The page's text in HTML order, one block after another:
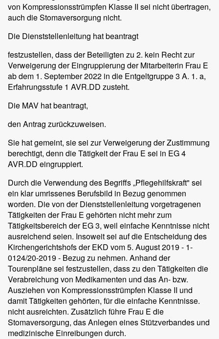
von Kompressionsstrümpfen Klasse II sei nicht übertragen,
auch die Stomaversorgung nicht.
Die Dienststellenleitung hat beantragt
festzustellen, dass der Beteiligten zu 2. kein Recht zur
Verweigerung der Eingruppierung der Mitarbeiterin Frau E
ab dem 1. September 2022 in die Entgeltgruppe 3 A. 1. a,
Erfahrungsstufe 1 AVR.DD zusteht.
Die MAV hat beantragt,
den Antrag zurückzuweisen.
Sie hat gemeint, sie sei zur Verweigerung der Zustimmung
berechtigt, denn die Tätigkeit der Frau E sei in EG 4
AVR.DD eingruppiert.
Durch die Verwendung des Begriffs „Pflegehilfskraft" sei
ein klar umrissenes Berufsbild in Bezug genommen
worden. Die von der Dienststellenleitung vorgetragenen
Tätigkeiten der Frau E gehörten nicht mehr zum
Tätigkeitsbereich der EG 3, weil einfache Kenntnisse nicht
ausreichend seien. Insoweit sei auf die Entscheidung des
Kirchengerichtshofs der EKD vom 5. August 2019 - 1-
0124/20-2019 - Bezug zu nehmen. Anhand der
Tourenpläne sei festzustellen, dass zu den Tätigkeiten die
Verabreichung von Medikamenten und das An- bzw.
Ausziehen von Kompressionsstrümpfen Klasse II und
damit Tätigkeiten gehörten, für die einfache Kenntnisse.
nicht ausreichten. Zusätzlich führe Frau E die
Stomaversorgung, das Anlegen eines Stützverbandes und
medizinische Einreibungen durch.